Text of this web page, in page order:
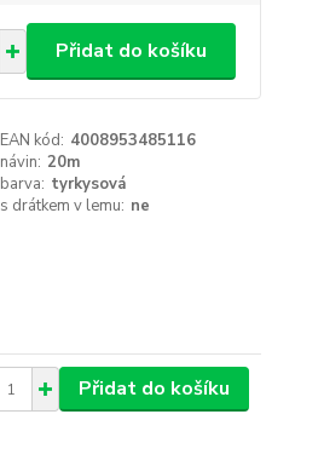
Přidat do košíku
EAN kód: 4008953485116
návin: 20m
barva: tyrkysová
s drátkem v lemu: ne
Přidat do košíku